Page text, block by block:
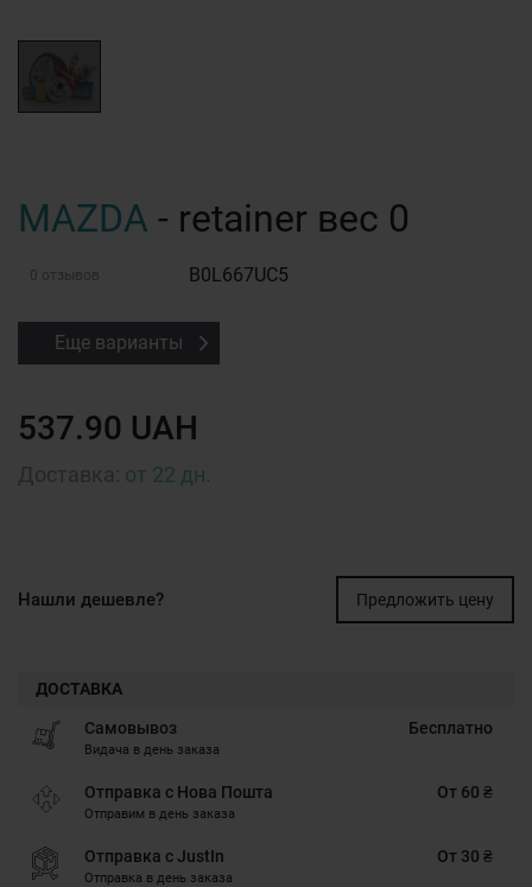
MAZDA - retainer вес 0
0 отзывов B0L667UC5
Еще варианты
537.90 UAH
от 22 дн.
Нашли дешевле? Предложить цену
ДОСТАВКА
Самовывоз
Видача в день заказа
Бесплатно
Отправка с Нова Пошта
Отправим в день заказа
От 60 ₴
Отправка с JustIn
Отправка в день заказа
От 30 ₴